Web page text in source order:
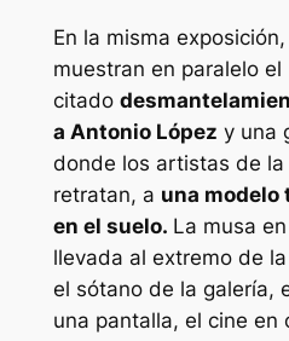
En la misma
muestran en paralelo el
citado
a Antonio López y una
donde los artistas de
retratan, a una modelo
en el suelo. La musa
llevada al extremo de
el sótano de la galería,
una pantalla, el cine en